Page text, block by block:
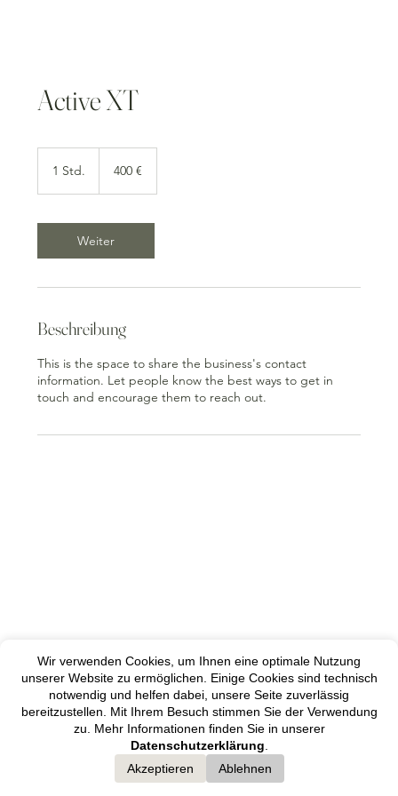
Wir verwenden Cookies, um Ihnen eine optimale Nutzung
unserer Website zu ermöglichen. Einige Cookies sind technisch
notwendig und helfen dabei, unsere Seite zuverlässig
bereitzustellen. Mit Ihrem Besuch stimmen Sie der Verwendung
zu. Mehr Informationen finden Sie in unserer
Datenschutzerklärung
Akzeptieren
Ablehnen
Active XT
1 Std.
d
400 €
Weiter
Beschreibung
This is the space to share the business's contact
information. Let people know the best ways to get in
touch and encourage them to reach out.